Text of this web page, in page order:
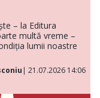
– la Editura
multă vreme –
lumii noastre
| 21.07.2026 14:06